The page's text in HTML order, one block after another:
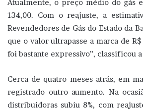
Atualmente, o preço médio do gás
134,00. Com o reajuste, a
Revendedores de Gás do Estado da
que o valor ultrapasse a marca de
foi bastante expressivo”, classificou
Cerca de quatro meses atrás, em
registrado outro aumento. Na
distribuidoras subiu 8%, com